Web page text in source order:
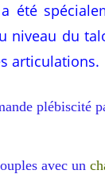
a été
niveau du
articulations.
plébiscité
avec un